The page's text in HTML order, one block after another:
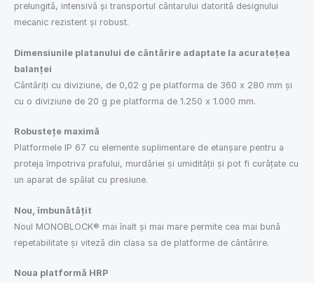
prelungită, intensivă și transportul cântarului datorită designului
mecanic rezistent și robust.
Dimensiunile platanului de cântărire adaptate la acuratețea
balanței
Cântăriți cu diviziune, de 0,02 g pe platforma de 360 x 280 mm și
cu o diviziune de 20 g pe platforma de 1.250 x 1.000 mm.
Robustețe maximă
Platformele IP 67 cu elemente suplimentare de etanșare pentru a
proteja împotriva prafului, murdăriei și umidității și pot fi curățate cu
un aparat de spălat cu presiune.
Nou, îmbunătățit
Noul MONOBLOCK® mai înalt și mai mare permite cea mai bună
repetabilitate și viteză din clasa sa de platforme de cântărire.
Noua platformă HRP